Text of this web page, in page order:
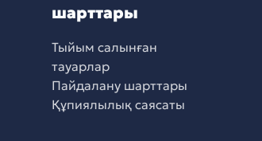
шарттары
Тыйым салынған
тауарлар
Пайдалану шарттары
Құпиялылық саясаты